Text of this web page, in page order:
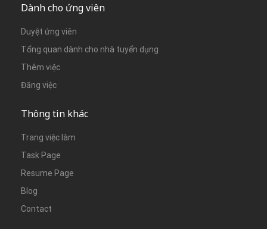
Dành cho ứng viên
Duyệt ứng viên
Tổng quan dành cho nhà tuyển dụng
Thêm việc
Đăng việc
Thông tin khác
Trang việc làm
Task Page
Resume Page
Blog
Contact